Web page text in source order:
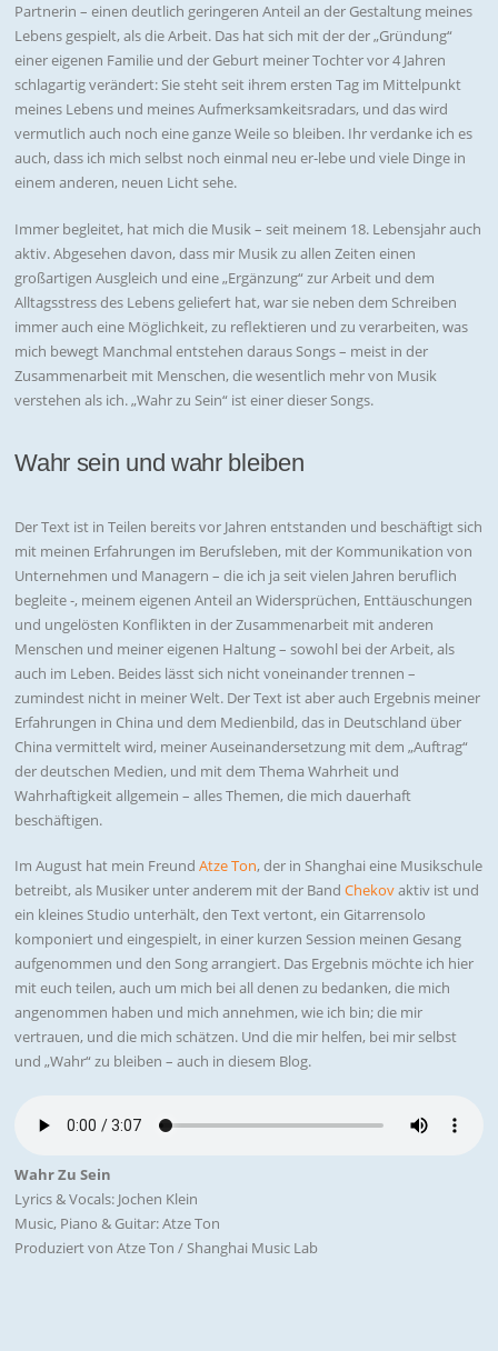
Partnerin – einen deutlich geringeren Anteil an der Gestaltung meines
Lebens gespielt, als die Arbeit. Das hat sich mit der der „Gründung“
einer eigenen Familie und der Geburt meiner Tochter vor 4 Jahren
schlagartig verändert: Sie steht seit ihrem ersten Tag im Mittelpunkt
meines Lebens und meines Aufmerksamkeitsradars, und das wird
vermutlich auch noch eine ganze Weile so bleiben. Ihr verdanke ich es
auch, dass ich mich selbst noch einmal neu er-lebe und viele Dinge in
einem anderen, neuen Licht sehe.
Immer begleitet, hat mich die Musik – seit meinem 18. Lebensjahr auch
aktiv. Abgesehen davon, dass mir Musik zu allen Zeiten einen
großartigen Ausgleich und eine „Ergänzung“ zur Arbeit und dem
Alltagsstress des Lebens geliefert hat, war sie neben dem Schreiben
immer auch eine Möglichkeit, zu reflektieren und zu verarbeiten, was
mich bewegt Manchmal entstehen daraus Songs – meist in der
Zusammenarbeit mit Menschen, die wesentlich mehr von Musik
verstehen als ich. „Wahr zu Sein“ ist einer dieser Songs.
Wahr sein und wahr bleiben
Der Text ist in Teilen bereits vor Jahren entstanden und beschäftigt sich
mit meinen Erfahrungen im Berufsleben, mit der Kommunikation von
Unternehmen und Managern – die ich ja seit vielen Jahren beruflich
begleite -, meinem eigenen Anteil an Widersprüchen, Enttäuschungen
und ungelösten Konflikten in der Zusammenarbeit mit anderen
Menschen und meiner eigenen Haltung – sowohl bei der Arbeit, als
auch im Leben. Beides lässt sich nicht voneinander trennen –
zumindest nicht in meiner Welt. Der Text ist aber auch Ergebnis meiner
Erfahrungen in China und dem Medienbild, das in Deutschland über
China vermittelt wird, meiner Auseinandersetzung mit dem „Auftrag“
der deutschen Medien, und mit dem Thema Wahrheit und
Wahrhaftigkeit allgemein – alles Themen, die mich dauerhaft
beschäftigen.
Im August hat mein FreundAtze Ton, der in Shanghai eine Musikschule
betreibt, als Musiker unter anderem mit der BandChekovaktiv ist und
ein kleines Studio unterhält, den Text vertont, ein Gitarrensolo
komponiert und eingespielt, in einer kurzen Session meinen Gesang
aufgenommen und den Song arrangiert. Das Ergebnis möchte ich hier
mit euch teilen, auch um mich bei all denen zu bedanken, die mich
angenommen haben und mich annehmen, wie ich bin; die mir
vertrauen, und die mich schätzen. Und die mir helfen, bei mir selbst
und „Wahr“ zu bleiben – auch in diesem Blog.
Wahr Zu Sein
Lyrics & Vocals: Jochen Klein
Music, Piano & Guitar: Atze Ton
Produziert von Atze Ton / Shanghai Music Lab